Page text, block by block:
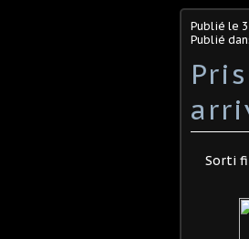
Publié le
Publié
Sorti